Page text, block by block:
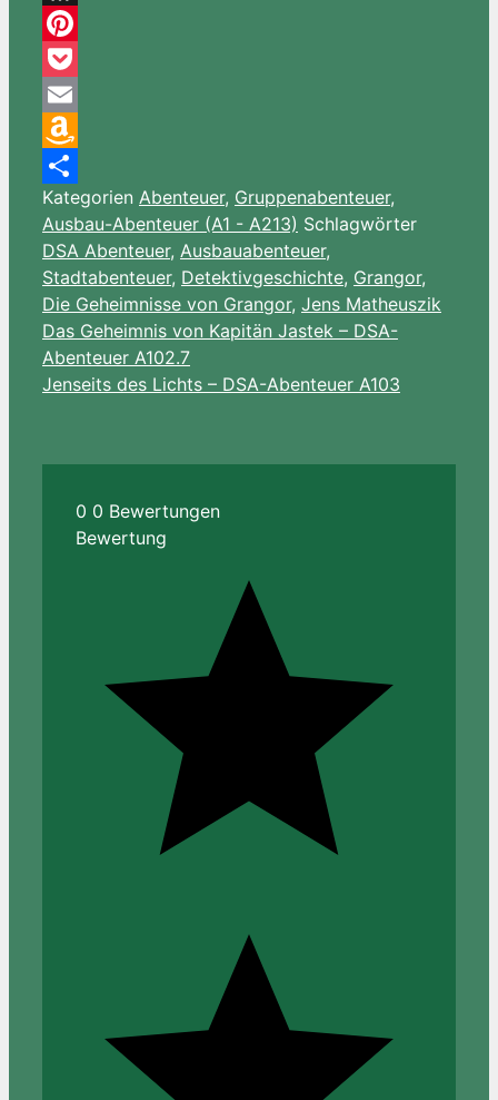
Threema
Pinterest
Pocket
Email
Amazon
Wish
List
Teilen
Kategorien Abenteuer, Gruppenabenteuer,
Ausbau-Abenteuer (A1 - A213) Schlagwörter
DSA Abenteuer, Ausbauabenteuer,
Stadtabenteuer, Detektivgeschichte, Grangor,
Die Geheimnisse von Grangor, Jens Matheuszik
Das Geheimnis von Kapitän Jastek – DSA-
Abenteuer A102.7
Jenseits des Lichts – DSA-Abenteuer A103
0 0 Bewertungen
Bewertung